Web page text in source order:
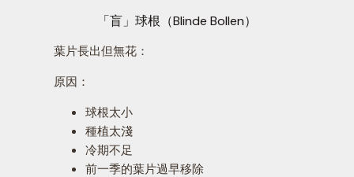
「盲」球根（Blinde Bollen）
葉片長出但無花：
原因：
球根太小
種植太淺
冷期不足
前一季的葉片過早移除